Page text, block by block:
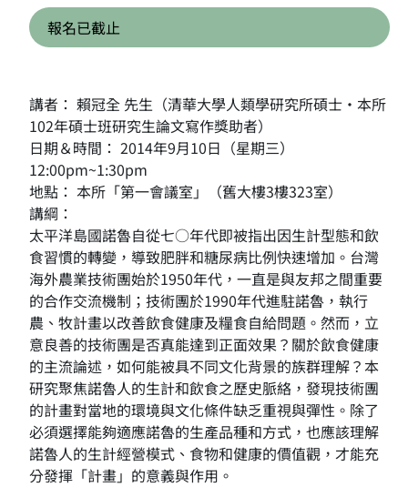
報名已截止
講者： 賴冠全 先生（清華大學人類學研究所碩士‧本所
102年碩士班研究生論文寫作獎助者）
日期＆時間： 2014年9月10日（星期三）
12:00pm~1:30pm
地點： 本所「第一會議室」（舊大樓3樓323室）
講綱：
太平洋島國諾魯自從七○年代即被指出因生計型態和飲
食習慣的轉變，導致肥胖和糖尿病比例快速增加。台灣
海外農業技術團始於1950年代，一直是與友邦之間重要
的合作交流機制；技術團於1990年代進駐諾魯，執行
農、牧計畫以改善飲食健康及糧食自給問題。然而，立
意良善的技術團是否真能達到正面效果？關於飲食健康
的主流論述，如何能被具不同文化背景的族群理解？本
研究聚焦諾魯人的生計和飲食之歷史脈絡，發現技術團
的計畫對當地的環境與文化條件缺乏重視與彈性。除了
必須選擇能夠適應諾魯的生產品種和方式，也應該理解
諾魯人的生計經營模式、食物和健康的價值觀，才能充
分發揮「計畫」的意義與作用。